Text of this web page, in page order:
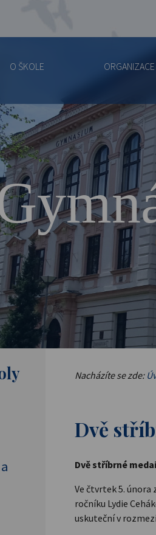
O ŠKOLE
Nacházíte se zde:
Dvě
Dvě stříbrné
Ve čtvrtek 5. února
ročníku Lydie
uskuteční v